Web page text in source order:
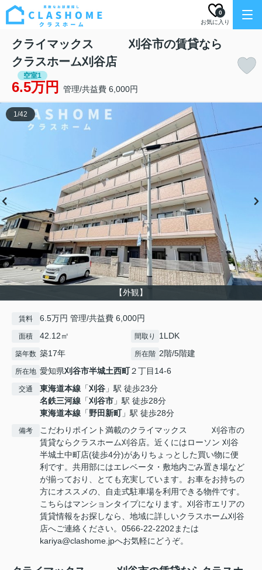
お気に入り
0
クライマックス 刈谷市の賃貸なら
クラスホーム刈谷店
空室1
6.5万円 管理/共益費 6,000円
【外観】
1/42
賃料 6.5万円 管理/共益費 6,000円
面積 42.12㎡ 間取り 1LDK
築年数 築17年 所在階 2階/5階建
所在地 愛知県刈谷市半城土西町２丁目14-6
交通 東海道本線 「刈谷 」駅 徒歩23分
名鉄三河線 「刈谷市 」駅 徒歩28分
東海道本線 「野田新町」駅 徒歩28分
備考
こだわりポイント満載のクライマックス 刈谷市の
賃貸ならクラスホーム刈谷店。近くにはローソン 刈谷
半城土中町店(徒歩4分)がありちょっとした買い物に便
利です。共用部にはエレベータ・敷地内ごみ置き場など
が揃っており、とても充実しています。お車をお持ちの
方にオススメの、自走式駐車場を利用できる物件です。
こちらはマンションタイプになります。刈谷市エリアの
賃貸情報をお探しなら、地域に詳しいクラスホーム刈谷
店へご連絡ください。0566-22-2202または
kariya@clashome.jpへお気軽にどうぞ。